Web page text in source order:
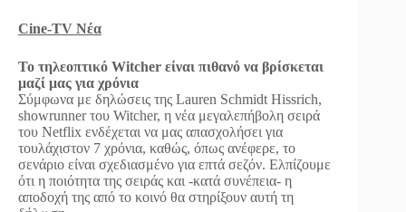
Cine-TV Νέα
Το τηλεοπτικό Witcher είναι πιθανό να βρίσκεται
μαζί μας για χρόνια
Σύμφωνα με δηλώσεις της Lauren Schmidt Hissrich,
showrunner του Witcher, η νέα μεγαλεπήβολη σειρά
του Netflix ενδέχεται να μας απασχολήσει για
τουλάχιστον 7 χρόνια, καθώς, όπως ανέφερε, το
σενάριο είναι σχεδιασμένο για επτά σεζόν. Ελπίζουμε
ότι η ποιότητα της σειράς και -κατά συνέπεια- η
αποδοχή της από το κοινό θα στηρίξουν αυτή τη